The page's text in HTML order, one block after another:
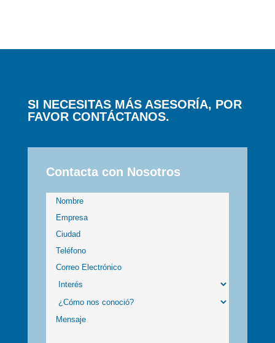
SI NECESITAS MÁS ASESORÍA, POR
FAVOR CONTÁCTANOS.
Contacta con Nosotros